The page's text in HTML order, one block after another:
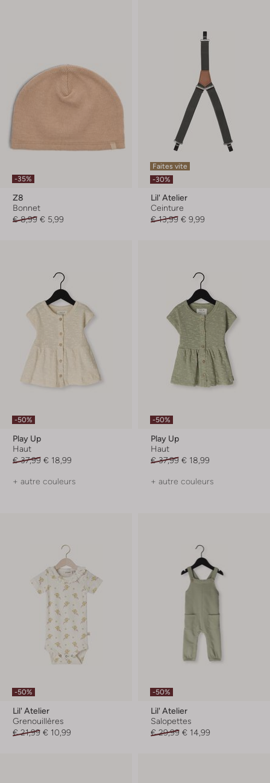
-35%
Z8
Bonnet
€ 8,99 € 5,99
Faites vite
-30%
Lil' Atelier
Ceinture
€ 13,99 € 9,99
-50%
Play Up
Haut
€ 37,99 € 18,99
+ autre couleurs
-50%
Play Up
Haut
€ 37,99 € 18,99
+ autre couleurs
-50%
Lil' Atelier
Grenouillères
€ 21,99 € 10,99
-50%
Lil' Atelier
Salopettes
€ 29,99 € 14,99